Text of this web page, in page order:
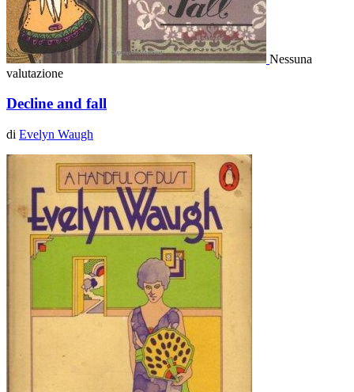
Nessuna
valutazione
Decline and fall
di Evelyn Waugh